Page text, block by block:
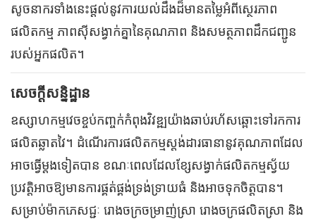
សូចនាករទាំងនេះផ្តល់នូវការយល់ដឹងដ៏មានតម្លៃអំពីស្ថេរភាព
ផលិតកម្ម ភាពស៊ីសង្វាក់គ្នានៃគុណភាព និងសមត្ថភាពដឹកជញ្ជូន
របស់អ្នកផលិត។
សេចក្តីសន្និដ្ឋាន
ឧស្សាហកម្មវេចខ្ចប់កញ្ចក់កំពុងវិវឌ្ឍយ៉ាងឆាប់រហ័សឆ្ពោះទៅរកការ
ផលិតឆ្លាតវៃ។ ដំណើរការផលិតកម្មស្តង់ដារធានានូវគុណភាពដែល
អាចធ្វើម្តងទៀតបាន ខណៈពេលដែលខ្សែសង្វាក់ផលិតកម្មស្វ័យ
ប្រវត្តិអាចឱ្យមានការផ្គត់ផ្គង់ទ្រង់ទ្រាយធំ និងអាចទុកចិត្តបាន។
សម្រាប់ម៉ាកភេសជ្ជៈ រោងចក្រចម្រាញ់ស្រា រោងចក្រផលិតស្រា និង